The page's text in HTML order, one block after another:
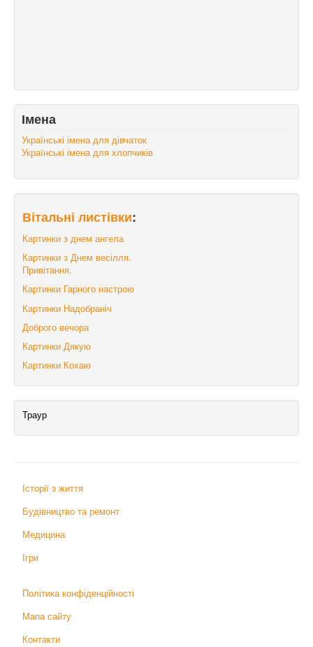
Імена
Українські імена для дівчаток
Українські імена для хлопчиків
Вітальні листівки:
Картинки з днем ангела
Картинки з Днем весілля.
Привітання.
Картинки Гарного настрою
Картинки Надобраніч
Доброго вечора
Картинки Дякую
Картинки Кохаю
Траур
Історії з життя
Будівництво та ремонт
Медицина
Ігри
Політика конфіденційності
Мапа сайту
Контакти